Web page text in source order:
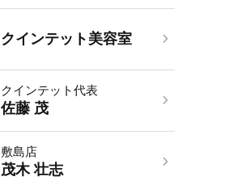
クインテット美容室
クインテット代表
佐藤 茂
敷島店
茂木 壮志